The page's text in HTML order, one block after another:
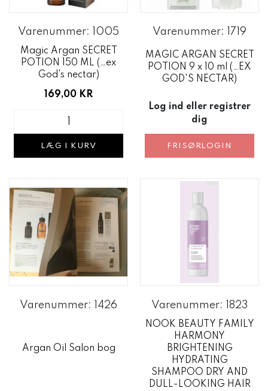
Varenummer: 1005
Magic Argan SECRET
POTION 150 ML (…ex
God's nectar)
169,00 KR
LÆG I KURV
Varenummer: 1719
MAGIC ARGAN SECRET
POTION 9 x 10 ml (…EX
GOD'S NECTAR)
Log ind eller registrer
dig
FRISØRLOGIN
Varenummer: 1426
Argan Oil Salon bog
Varenummer: 1823
NOOK BEAUTY FAMILY
HARMONY
BRIGHTENING
HYDRATING
SHAMPOO DRY AND
DULL-LOOKING HAIR